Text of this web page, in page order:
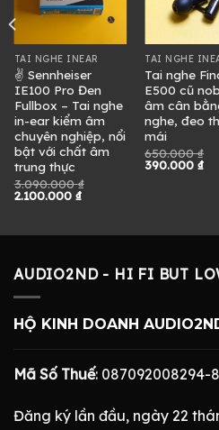
TAI NGHE INEAR
✌ Sennheiser
IE100 Pro Đen
Fullbox – Tai nghe
in-ear kiểm âm
chuyên nghiệp, nổi
bật với chất âm
trung thực
3.090.000₫
Giá
2.100.000 ₫Giá
TAI NGHE
Tai nghe
E500 cũ
âm cân
nghe, đeo
mái
650.000₫
Giá
390.000₫Giá
AUDIO2ND - HI FI BUT
HỘ KINH DOANH
Mã Số Thuế: 087092008294-
Đăng ký lần đầu, ngày 22